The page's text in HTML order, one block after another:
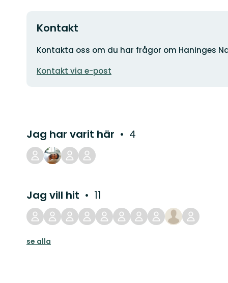
Kontakt
Adress
Kontakta oss om du har frågor om Haninges
postadress
Kontakt via e-post
Jag har varit här 4
Jag vill hit 11
se alla